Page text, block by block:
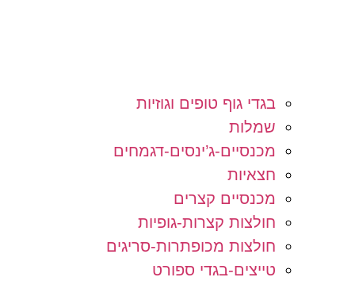
בגדי גוף טופים וגוזיות
שמלות
מכנסיים-ג’ינסים-דגמחים
חצאיות
מכנסיים קצרים
חולצות קצרות-גופיות
חולצות מכופתרות-סריגים
טייצים-בגדי ספורט